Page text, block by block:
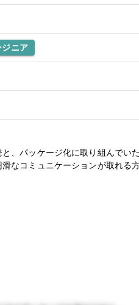
ニア
、パッケージ化に取り組んでいた
なコミュニケーションが取れる